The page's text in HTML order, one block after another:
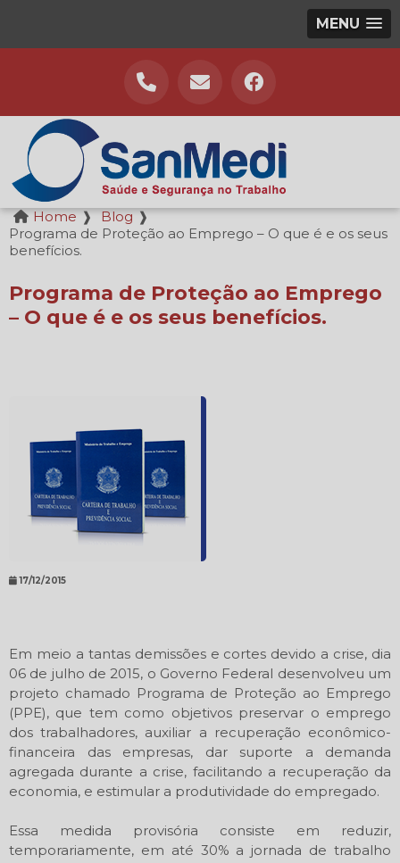
MENU
Home ❱ Blog ❱
Programa de Proteção ao Emprego – O que é e os seus
benefícios.
Programa de Proteção ao Emprego
– O que é e os seus benefícios.
17/12/2015
Em meio a tantas demissões e cortes devido a crise, dia
06 de julho de 2015, o Governo Federal desenvolveu um
projeto chamado Programa de Proteção ao Emprego
(PPE), que tem como objetivos preservar o emprego
dos trabalhadores, auxiliar a recuperação econômico-
financeira das empresas, dar suporte a demanda
agregada durante a crise, facilitando a recuperação da
economia, e estimular a produtividade do empregado.
Essa medida provisória consiste em reduzir,
temporariamente, em até 30% a jornada de trabalho